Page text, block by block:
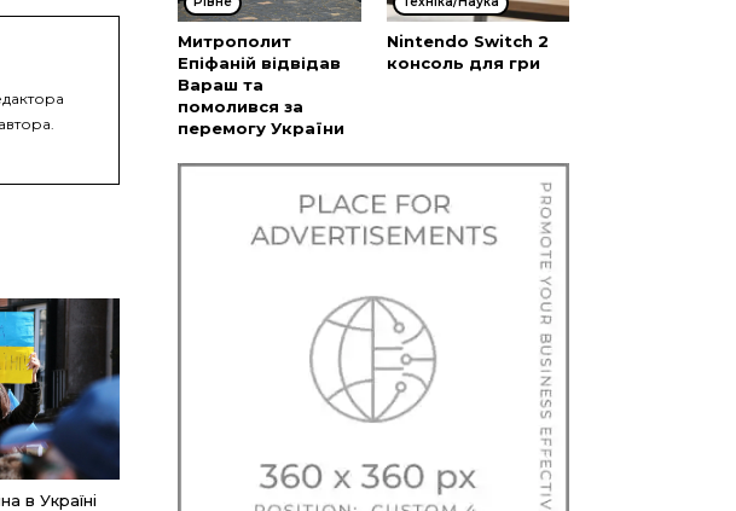
в Україні
Митрополит
Епіфаній відвідав
Вараш та
помолився за
перемогу України
Nintendo Switch 2
консоль для гри